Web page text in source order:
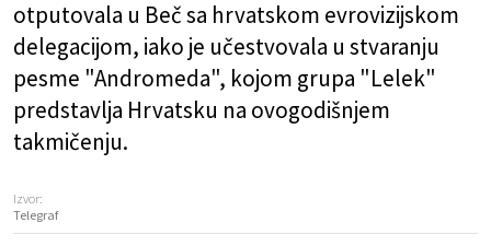
otputovala u Beč sa hrvatskom evrovizijskom
delegacijom, iako je učestvovala u stvaranju
pesme "Andromeda", kojom grupa "Lelek"
predstavlja Hrvatsku na ovogodišnjem
takmičenju.
Izvor:
Telegraf